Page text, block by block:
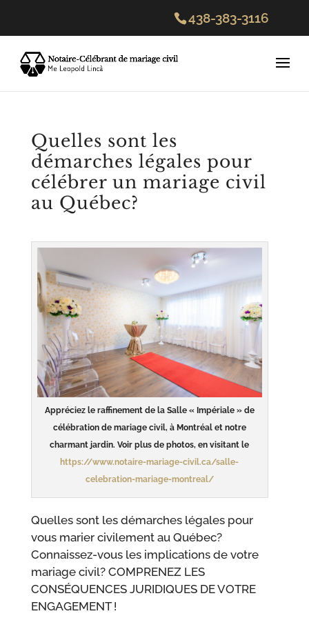
438-383-3116
Quelles sont les
démarches légales pour
célébrer un mariage civil
au Québec?
Appréciez le raffinement de la Salle « Impériale » de
célébration de mariage civil, à Montréal et notre
charmant jardin. Voir plus de photos, en visitant le
https://www.notaire-mariage-civil.ca/salle-
celebration-mariage-montreal/
Quelles sont les démarches légales pour
vous marier civilement au Québec?
Connaissez-vous les implications de votre
mariage civil? COMPRENEZ LES
CONSÉQUENCES JURIDIQUES DE VOTRE
ENGAGEMENT !